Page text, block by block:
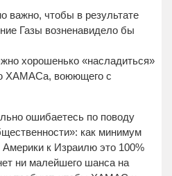
важно, чтобы в результате
Газы возненавидело бы
хорошенько «насладиться»
ХАМАСа, воюющего с
ошибаетесь по поводу
как минимум
Америки к Израилю это 100%
ни малейшего шанса на